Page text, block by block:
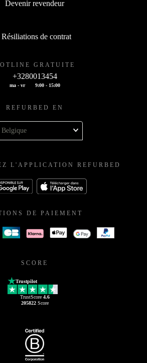
Devenir revendeur
Résiliations de contrat
GRATUITE
+3280013454
ma - vr 9:00 - 15:00
REFURBED EN
Belgique
L'APPLICATION REFURBED
DE PAIEMENT
SCORE
Trustpilot
TrustScore 4.6
205822Score